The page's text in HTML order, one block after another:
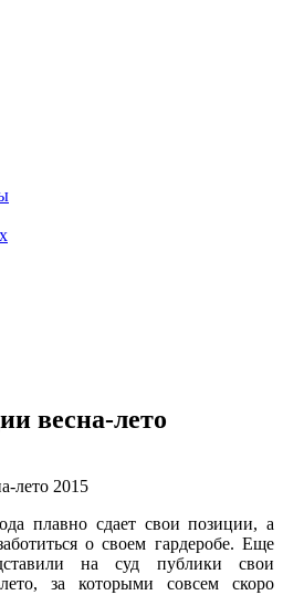
весна-лето
плавно сдает свои позиции, а
о своем гардеробе. Еще
на суд публики свои
за которыми совсем скоро